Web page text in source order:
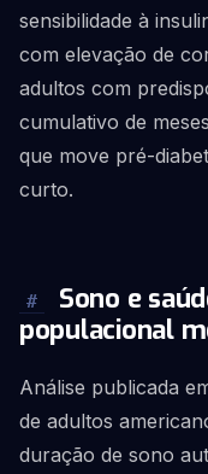
sensibilidade à
com elevação de
adultos com
cumulativo de
que move pré-
curto.
#
Sono e
populacional
Análise publicada
de adultos
duração de sono